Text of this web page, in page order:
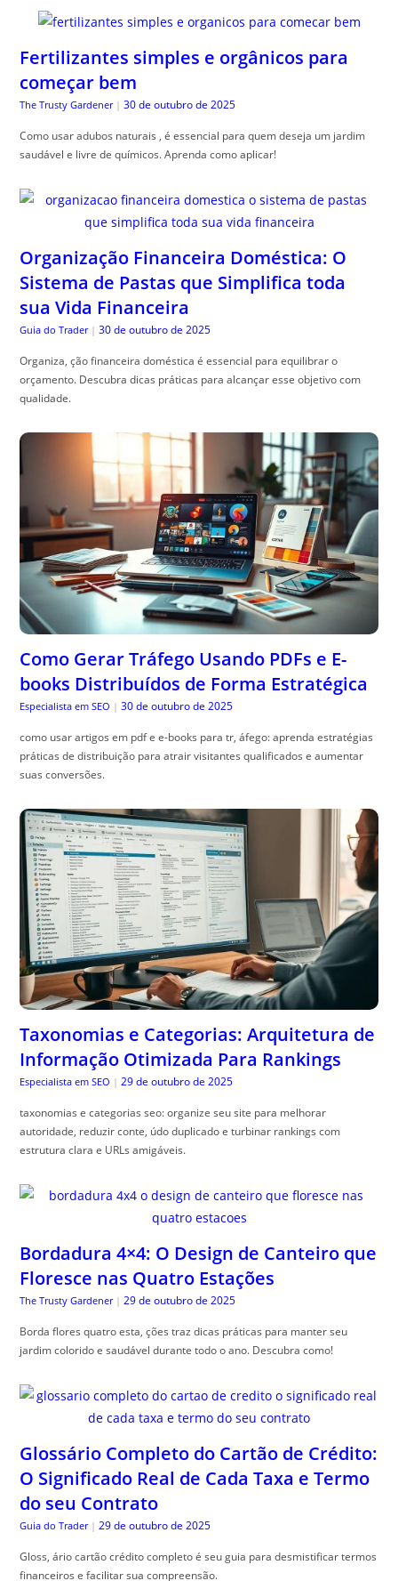
Fertilizantes simples e orgânicos para
começar bem
The Trusty Gardener | 30 de outubro de 2025
Como usar adubos naturais , é essencial para quem deseja um jardim
saudável e livre de químicos. Aprenda como aplicar!
Organização Financeira Doméstica: O
Sistema de Pastas que Simplifica toda
sua Vida Financeira
Guia do Trader | 30 de outubro de 2025
Organiza, ção financeira doméstica é essencial para equilibrar o
orçamento. Descubra dicas práticas para alcançar esse objetivo com
qualidade.
Como Gerar Tráfego Usando PDFs e E-
books Distribuídos de Forma Estratégica
Especialista em SEO | 30 de outubro de 2025
como usar artigos em pdf e e-books para tr, áfego: aprenda estratégias
práticas de distribuição para atrair visitantes qualificados e aumentar
suas conversões.
Taxonomias e Categorias: Arquitetura de
Informação Otimizada Para Rankings
Especialista em SEO | 29 de outubro de 2025
taxonomias e categorias seo: organize seu site para melhorar
autoridade, reduzir conte, údo duplicado e turbinar rankings com
estrutura clara e URLs amigáveis.
Bordadura 4×4: O Design de Canteiro que
Floresce nas Quatro Estações
The Trusty Gardener | 29 de outubro de 2025
Borda flores quatro esta, ções traz dicas práticas para manter seu
jardim colorido e saudável durante todo o ano. Descubra como!
Glossário Completo do Cartão de Crédito:
O Significado Real de Cada Taxa e Termo
do seu Contrato
Guia do Trader | 29 de outubro de 2025
Gloss, ário cartão crédito completo é seu guia para desmistificar termos
financeiros e facilitar sua compreensão.